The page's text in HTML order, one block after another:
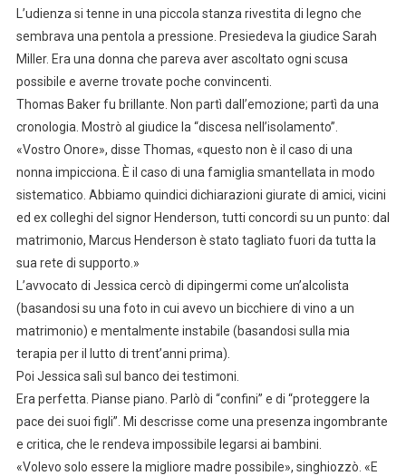
L’udienza si tenne in una piccola stanza rivestita di legno che
sembrava una pentola a pressione. Presiedeva la giudice Sarah
Miller. Era una donna che pareva aver ascoltato ogni scusa
possibile e averne trovate poche convincenti.
Thomas Baker fu brillante. Non partì dall’emozione; partì da una
cronologia. Mostrò al giudice la “discesa nell’isolamento”.
«Vostro Onore», disse Thomas, «questo non è il caso di una
nonna impicciona. È il caso di una famiglia smantellata in modo
sistematico. Abbiamo quindici dichiarazioni giurate di amici, vicini
ed ex colleghi del signor Henderson, tutti concordi su un punto: dal
matrimonio, Marcus Henderson è stato tagliato fuori da tutta la
sua rete di supporto.»
L’avvocato di Jessica cercò di dipingermi come un’alcolista
(basandosi su una foto in cui avevo un bicchiere di vino a un
matrimonio) e mentalmente instabile (basandosi sulla mia
terapia per il lutto di trent’anni prima).
Poi Jessica salì sul banco dei testimoni.
Era perfetta. Pianse piano. Parlò di “confini” e di “proteggere la
pace dei suoi figli”. Mi descrisse come una presenza ingombrante
e critica, che le rendeva impossibile legarsi ai bambini.
«Volevo solo essere la migliore madre possibile», singhiozzò. «E